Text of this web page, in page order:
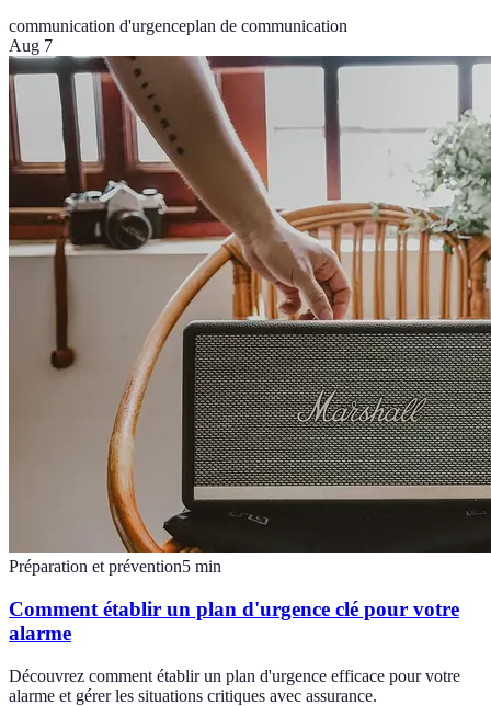
communication d'urgenceplan de communication
Aug 7
Préparation et prévention5 min
Comment établir un plan d'urgence clé pour votre
alarme
Découvrez comment établir un plan d'urgence efficace pour votre
alarme et gérer les situations critiques avec assurance.